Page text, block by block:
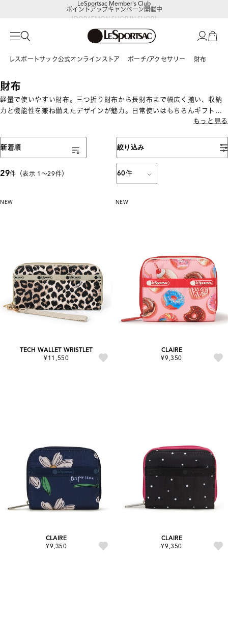
【DORAEMON SHOP IN SHOP】
8/5～表参道フラッグシップストア
ポイントアップキャンペーン開催中
レスポートサック公式オンラインストア ポーチ/アクセサリー 財布
財布
軽量で使いやすい財布。三つ折り財布から長財布まで幅広く揃い、収納
力と機能性を兼ね備えたデザインが魅力。日常使いはもちろんギフトに
もっと見る
絞り込み
29件（表示 1〜29件） 60件
表示順
新着順
NEW
TECH WALLET WRISTLET
¥11,550
NEW
CLAIRE
¥9,350
CLAIRE
¥9,350
CLAIRE
¥9,350